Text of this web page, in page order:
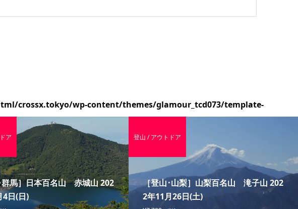
crossx.tokyo/wp-content/themes/glamour_tcd073/template-
群馬］日本百名山 赤城山 202
4日(日)
ア
［登山･山梨］山梨百名山 滝子山 202
2年11月26日(土)
登山 / アウトドア